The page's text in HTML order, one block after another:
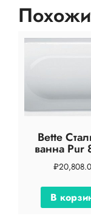
Bette
ванна Pur
₽
В